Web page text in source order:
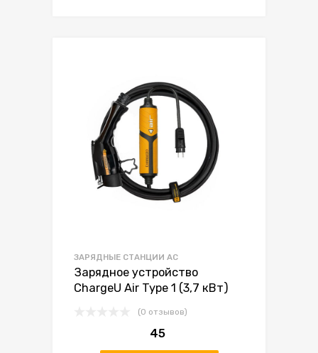
ЗАРЯДНЫЕ СТАНЦИИ AC
Зарядное устройство
ChargeU Air Type 1 (3,7 кВт)
(0 отзывов)
45